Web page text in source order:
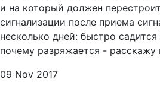
и на который должен
сигнализации после приема
несколько дней: быстро
почему разряжается - расскажу
09 Nov 2017